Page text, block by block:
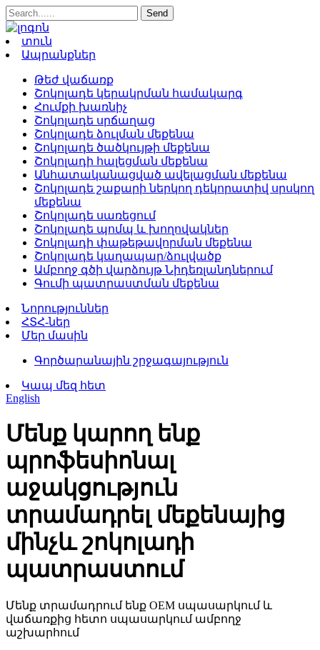
տուն
Ապրանքներ
Թեժ վաճառք
Շոկոլադե կերակրման համակարգ
Հումքի խառնիչ
Շոկոլադե սրճաղաց
Շոկոլադե ձուլման մեքենա
Շոկոլադե ծածկույթի մեքենա
Շոկոլադի հալեցման մեքենա
Անհատականացված ավելացման մեքենա
Շոկոլադե շաքարի ներկող դեկորատիվ սրսկող
մեքենա
Շոկոլադե սառեցում
Շոկոլադե պոմպ և խողովակներ
Շոկոլադի փաթեթավորման մեքենա
Շոկոլադե կաղապար/ձուլվածք
Ամբողջ գծի վարձույթ Նիդեռլանդներում
Գումի պատրաստման մեքենա
Նորություններ
ՀՏՀ-ներ
Մեր մասին
Գործարանային շրջագայություն
Կապ մեզ հետ
English
Մենք կարող ենք
պրոֆեսիոնալ
աջակցություն
տրամադրել մեքենայից
մինչև շոկոլադի
պատրաստում
Մենք տրամադրում ենք OEM սպասարկում և
վաճառքից հետո սպասարկում ամբողջ
աշխարհում